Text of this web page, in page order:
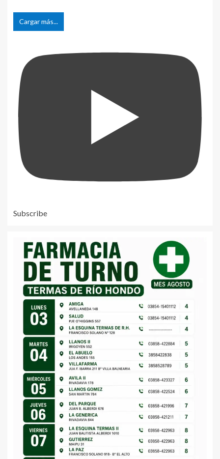
Cargar más...
Subscribe